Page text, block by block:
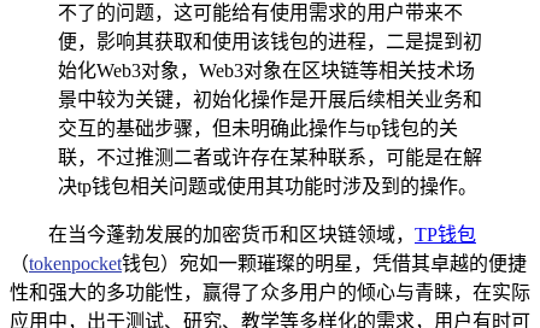
不了的问题，这可能给有使用需求的用户带来不
便，影响其获取和使用该钱包的进程，二是提到初
始化Web3对象，Web3对象在区块链等相关技术场
景中较为关键，初始化操作是开展后续相关业务和
交互的基础步骤，但未明确此操作与tp钱包的关
联，不过推测二者或许存在某种联系，可能是在解
决tp钱包相关问题或使用其功能时涉及到的操作。
在当今蓬勃发展的加密货币和区块链领域， TP钱包
（tokenpocket钱包）宛如一颗璀璨的明星，凭借其卓越的便捷
性和强大的多功能性，赢得了众多用户的倾心与青睐，在实际
应用中，出于测试、研究、教学等多样化的需求，用户有时可